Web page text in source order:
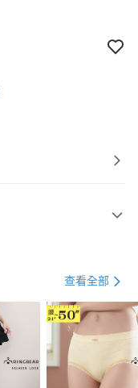
查看全部